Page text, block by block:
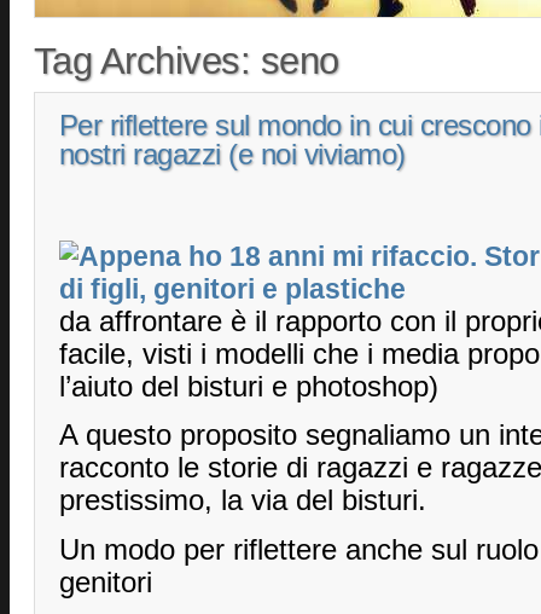
Tag Archives: seno
Per riflettere sul mondo in cui crescono
nostri ragazzi (e noi viviamo)
da affrontare è il rapporto con il
facile, visti i modelli che i media
l’aiuto del bisturi e photoshop)
A questo proposito segnaliamo un
racconto le storie di ragazzi e
prestissimo, la via del bisturi.
Un modo per riflettere anche sul
genitori